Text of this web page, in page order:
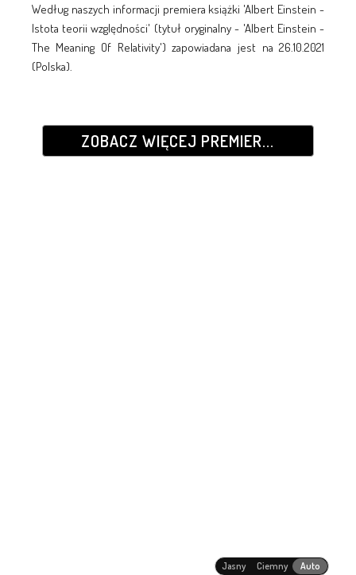
Według naszych informacji premiera książki 'Albert Einstein -
Istota teorii względności' (tytuł oryginalny - 'Albert Einstein -
The Meaning Of Relativity') zapowiadana jest na 26.10.2021
(Polska).
ZOBACZ WIĘCEJ PREMIER...
Jasny Ciemny Auto